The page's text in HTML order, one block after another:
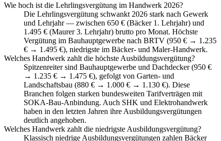
Wie hoch ist die Lehrlingsvergütung im Handwerk 2026?
Die Lehrlingsvergütung schwankt 2026 stark nach Gewerk
und Lehrjahr — zwischen 650 € (Bäcker 1. Lehrjahr) und
1.495 € (Maurer 3. Lehrjahr) brutto pro Monat. Höchste
Vergütung im Bauhauptgewerbe nach BRTV (950 € → 1.235
€ → 1.495 €), niedrigste im Bäcker- und Maler-Handwerk.
Welches Handwerk zahlt die höchste Ausbildungsvergütung?
Spitzenreiter sind Bauhauptgewerbe und Dachdecker (950 €
→ 1.235 € → 1.475 €), gefolgt von Garten- und
Landschaftsbau (880 € → 1.000 € → 1.130 €). Diese
Branchen folgen starken bundesweiten Tarifverträgen mit
SOKA-Bau-Anbindung. Auch SHK und Elektrohandwerk
haben in den letzten Jahren ihre Ausbildungsvergütungen
deutlich angehoben.
Welches Handwerk zahlt die niedrigste Ausbildungsvergütung?
Klassisch niedrige Ausbildungsvergütungen zahlen Bäcker